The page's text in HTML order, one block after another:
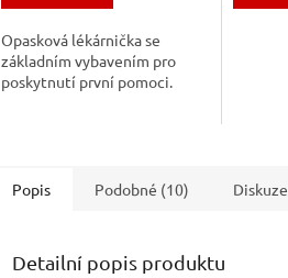
Opasková lékárnička se
základním vybavením pro
poskytnutí první pomoci.
Popis Podobné (10) Diskuze
Detailní popis produktu